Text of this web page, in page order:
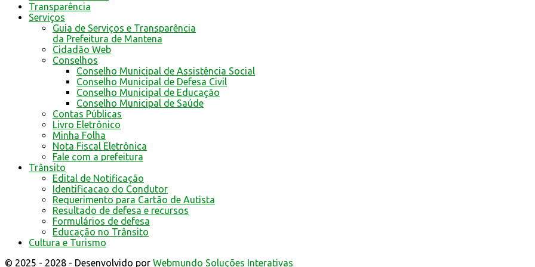
Transparência
Serviços
Guia de Serviços e Transparência
da Prefeitura de Mantena
Cidadão Web
Conselhos
Conselho Municipal de Assistência Social
Conselho Municipal de Defesa Civil
Conselho Municipal de Educação
Conselho Municipal de Saúde
Contas Públicas
Livro Eletrônico
Minha Folha
Nota Fiscal Eletrônica
Fale com a prefeitura
Trânsito
Edital de Notificação
Identificacao do Condutor
Requerimento para Cartão de Autista
Resultado de defesa e recursos
Formulários de defesa
Educação no Trânsito
Cultura e Turismo
© 2025 - 2028 - Desenvolvido por Webmundo Soluções Interativas